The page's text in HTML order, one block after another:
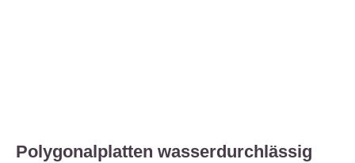
Polygonalplatten wasserdurchlässig